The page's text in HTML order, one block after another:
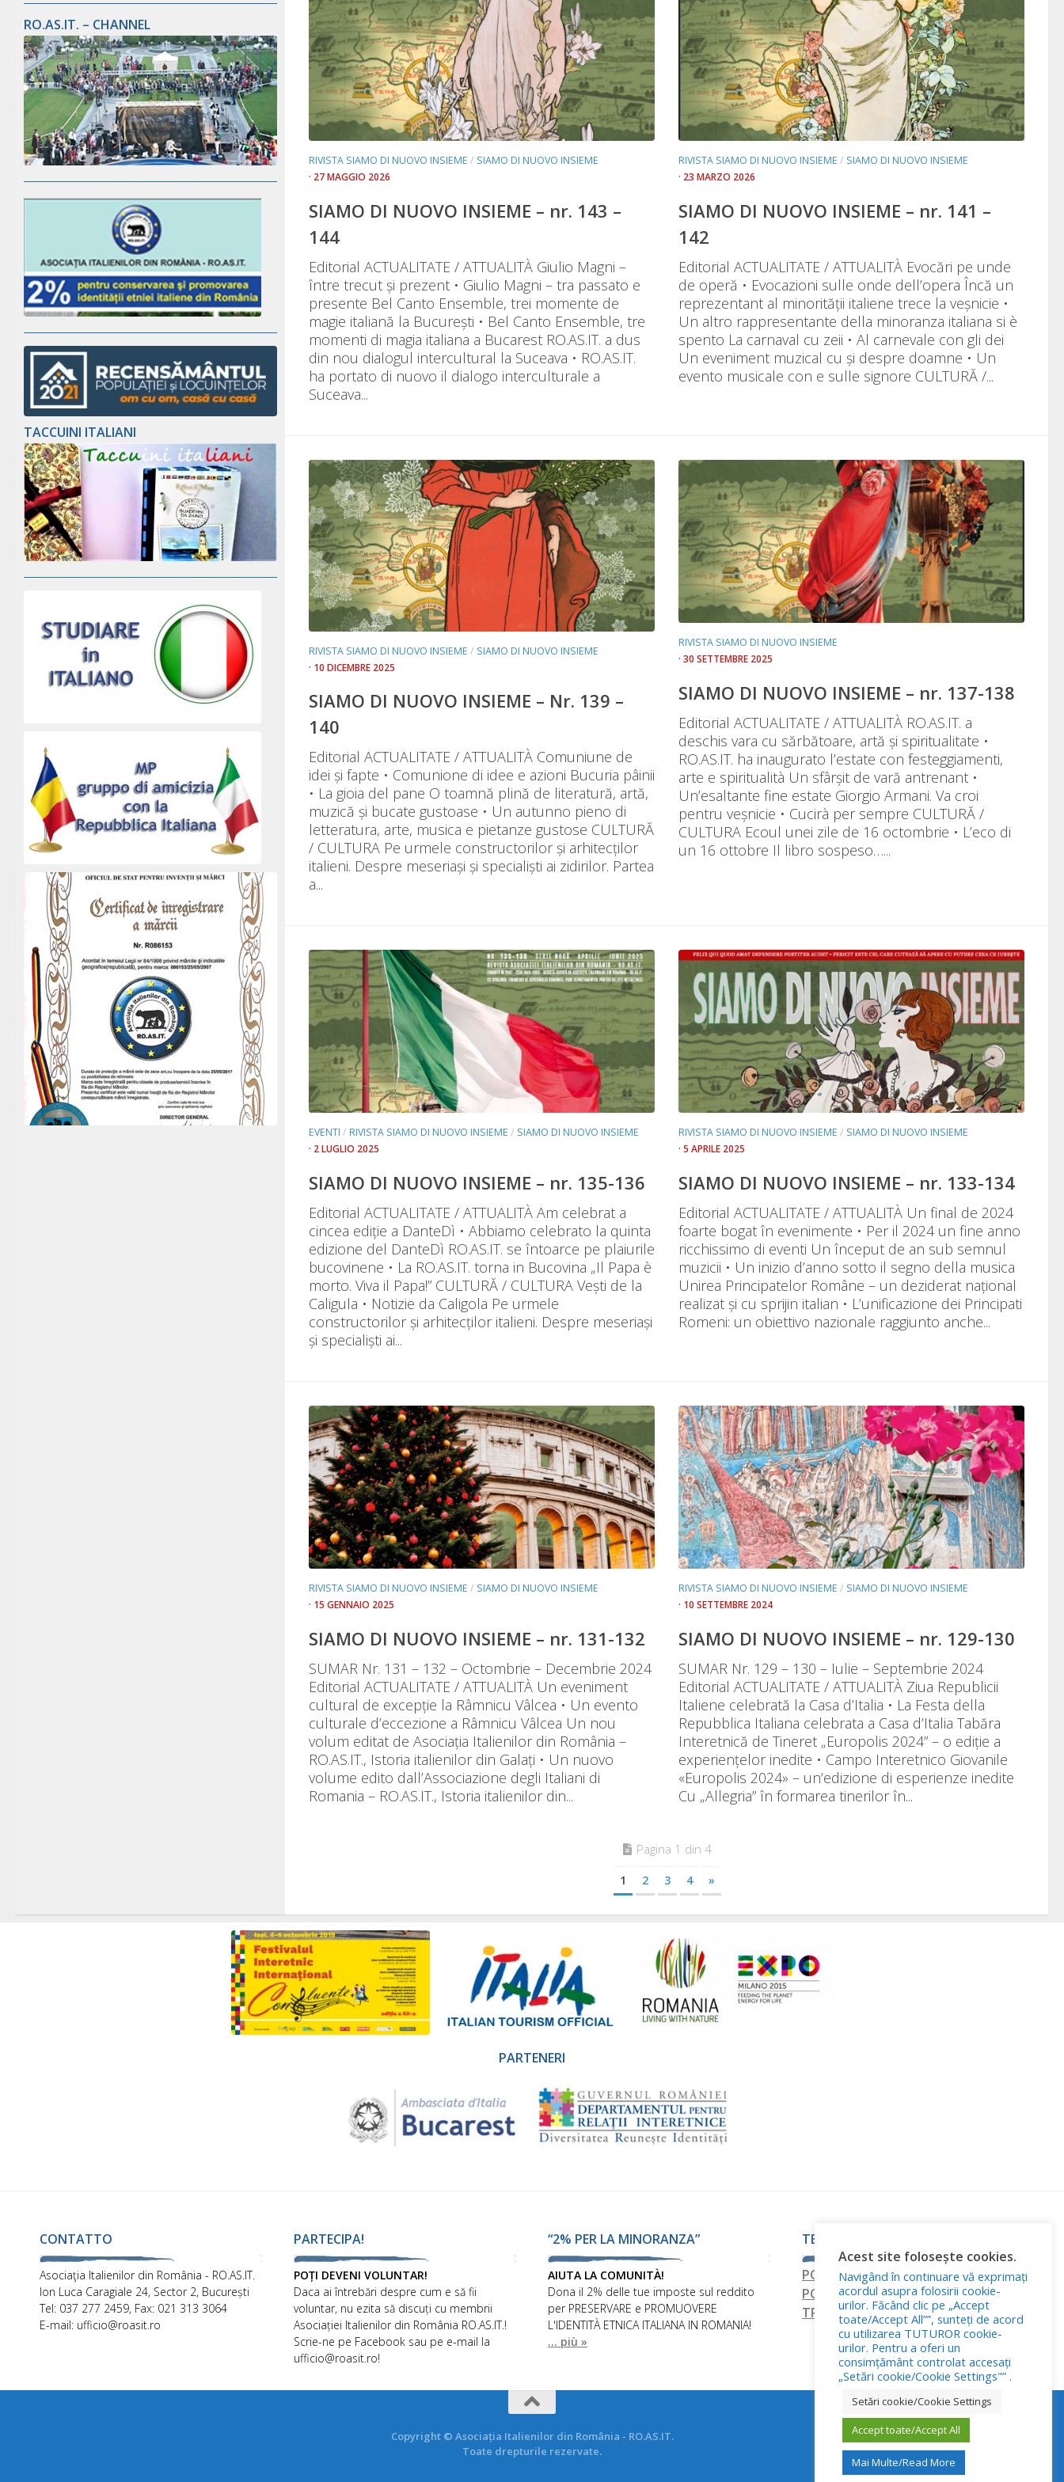
RIVISTA SIAMO DI NUOVO INSIEME / SIAMO DI NUOVO INSIEME
· 27 MAGGIO 2026
SIAMO DI NUOVO INSIEME – nr. 143 –
144
Editorial ACTUALITATE / ATTUALITÀ Giulio Magni –
între trecut și prezent • Giulio Magni – tra passato e
presente Bel Canto Ensemble, trei momente de
magie italiană la București • Bel Canto Ensemble, tre
momenti di magia italiana a Bucarest RO.AS.IT. a dus
din nou dialogul intercultural la Suceava • RO.AS.IT.
ha portato di nuovo il dialogo interculturale a
Suceava...
RIVISTA SIAMO DI NUOVO INSIEME / SIAMO DI NUOVO INSIEME
· 23 MARZO 2026
SIAMO DI NUOVO INSIEME – nr. 141 –
142
Editorial ACTUALITATE / ATTUALITÀ Evocări pe unde
de operă • Evocazioni sulle onde dell’opera Încă un
reprezentant al minorității italiene trece la veșnicie •
Un altro rappresentante della minoranza italiana si è
spento La carnaval cu zeii • Al carnevale con gli dei
Un eveniment muzical cu și despre doamne • Un
evento musicale con e sulle signore CULTURĂ /...
RIVISTA SIAMO DI NUOVO INSIEME / SIAMO DI NUOVO INSIEME
· 10 DICEMBRE 2025
SIAMO DI NUOVO INSIEME – Nr. 139 –
140
Editorial ACTUALITATE / ATTUALITÀ Comuniune de
idei și fapte • Comunione di idee e azioni Bucuria pâinii
• La gioia del pane O toamnă plină de literatură, artă,
muzică și bucate gustoase • Un autunno pieno di
letteratura, arte, musica e pietanze gustose CULTURĂ
/ CULTURA Pe urmele constructorilor și arhitecților
italieni. Despre meseriași și specialiști ai zidirilor. Partea
a...
RIVISTA SIAMO DI NUOVO INSIEME
· 30 SETTEMBRE 2025
SIAMO DI NUOVO INSIEME – nr. 137-138
Editorial ACTUALITATE / ATTUALITÀ RO.AS.IT. a
deschis vara cu sărbătoare, artă și spiritualitate •
RO.AS.IT. ha inaugurato l’estate con festeggiamenti,
arte e spiritualità Un sfârșit de vară antrenant •
Un’esaltante fine estate Giorgio Armani. Va croi
pentru veșnicie • Cucirà per sempre CULTURĂ /
CULTURA Ecoul unei zile de 16 octombrie • L’eco di
un 16 ottobre Il libro sospeso…...
EVENTI / RIVISTA SIAMO DI NUOVO INSIEME / SIAMO DI NUOVO INSIEME
· 2 LUGLIO 2025
SIAMO DI NUOVO INSIEME – nr. 135-136
Editorial ACTUALITATE / ATTUALITÀ Am celebrat a
cincea ediție a DanteDì • Abbiamo celebrato la quinta
edizione del DanteDì RO.AS.IT. se întoarce pe plaiurile
bucovinene • La RO.AS.IT. torna in Bucovina „Il Papa è
morto. Viva il Papa!” CULTURĂ / CULTURA Vești de la
Caligula • Notizie da Caligola Pe urmele
constructorilor și arhitecților italieni. Despre meseriași
și specialiști ai...
RIVISTA SIAMO DI NUOVO INSIEME / SIAMO DI NUOVO INSIEME
· 5 APRILE 2025
SIAMO DI NUOVO INSIEME – nr. 133-134
Editorial ACTUALITATE / ATTUALITÀ Un final de 2024
foarte bogat în evenimente • Per il 2024 un fine anno
ricchissimo di eventi Un început de an sub semnul
muzicii • Un inizio d’anno sotto il segno della musica
Unirea Principatelor Române – un deziderat național
realizat și cu sprijin italian • L’unificazione dei Principati
Romeni: un obiettivo nazionale raggiunto anche...
RIVISTA SIAMO DI NUOVO INSIEME / SIAMO DI NUOVO INSIEME
· 15 GENNAIO 2025
SIAMO DI NUOVO INSIEME – nr. 131-132
SUMAR Nr. 131 – 132 – Octombrie – Decembrie 2024
Editorial ACTUALITATE / ATTUALITÀ Un eveniment
cultural de excepție la Râmnicu Vâlcea • Un evento
culturale d’eccezione a Râmnicu Vâlcea Un nou
volum editat de Asociația Italienilor din România –
RO.AS.IT., Istoria italienilor din Galați • Un nuovo
volume edito dall’Associazione degli Italiani di
Romania – RO.AS.IT., Istoria italienilor din...
RIVISTA SIAMO DI NUOVO INSIEME / SIAMO DI NUOVO INSIEME
· 10 SETTEMBRE 2024
SIAMO DI NUOVO INSIEME – nr. 129-130
SUMAR Nr. 129 – 130 – Iulie – Septembrie 2024
Editorial ACTUALITATE / ATTUALITÀ Ziua Republicii
Italiene celebrată la Casa d’Italia • La Festa della
Repubblica Italiana celebrata a Casa d’Italia Tabăra
Interetnică de Tineret „Europolis 2024” – o ediție a
experiențelor inedite • Campo Interetnico Giovanile
«Europolis 2024» – un’edizione di esperienze inedite
Cu „Allegria” în formarea tinerilor în...
Pagina 1 din 4
1 2 3 4 »
RO.AS.IT. – CHANNEL
TACCUINI ITALIANI
PARTENERI
CONTATTO
Asociaţia Italienilor din România - RO.AS.IT.
Ion Luca Caragiale 24, Sector 2, București
Tel: 037 277 2459, Fax: 021 313 3064
E-mail: ufficio@roasit.ro
PARTECIPA!
POȚI DEVENI VOLUNTAR!
Daca ai întrebări despre cum e să fii
voluntar, nu ezita să discuți cu membrii
Asociației Italienilor din România RO.AS.IT.!
Scrie-ne pe Facebook sau pe e-mail la
ufficio@roasit.ro!
“2% PER LA MINORANZA”
AIUTA LA COMUNITÀ!
Dona il 2% delle tue imposte sul reddito
per PRESERVARE e PROMUOVERE
L'IDENTITÀ ETNICA ITALIANA IN ROMANIA!
... più »
TERMINI E CONDIZIONI
POLITICA DI RISERVATEZZA
POLITICA RELATIVA AI FILE COOKIE
TRATTAMENTO DEI DATI PERSONALI
Copyright © Asociația Italienilor din România - RO.AS.IT.
Toate drepturile rezervate.
Acest site folosește cookies.
Navigând în continuare vă exprimați
acordul asupra folosirii cookie-
urilor. Făcând clic pe „Accept
toate/Accept All””, sunteți de acord
cu utilizarea TUTUROR cookie-
urilor. Pentru a oferi un
consimțământ controlat accesați
„Setări cookie/Cookie Settings"” .
Setări cookie/Cookie Settings
Accept toate/Accept All
Mai Multe/Read More